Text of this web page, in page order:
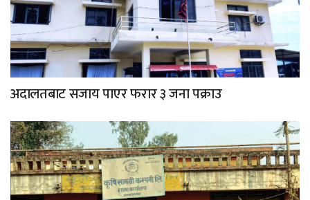
अदालतबाट सजाय पाएर फरार ३ जना पक्राउ